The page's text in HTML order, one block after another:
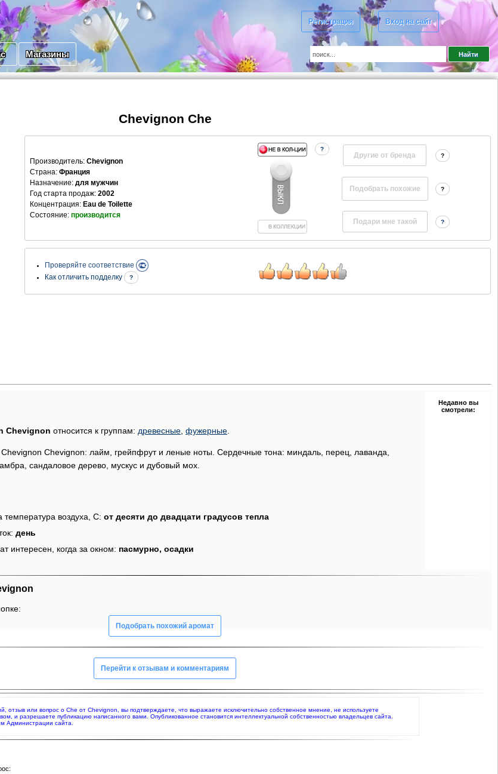
Регистрация Вход на сайт
Магазины
Chevignon Che
Производитель: Chevignon
Страна: Франция
Назначение: для мужчин
Год старта продаж: 2002
Концентрация: Eau de Toilette
Состояние: производится
?
Другие от бренда ?
?
?
Проверяйте соответствие
Как отличить подделку
?
Chevignon относится к группам: древесные фужерные
Chevignon: лайм, грейпфрут и леные ноты. Сердечные тона: миндаль, перец, лаванда,
сандаловое дерево, мускус и дубовый мох.
температура воздуха, С: от десяти до двадцати градусов тепла
день
интересен, когда за окном: пасмурно, осадки
Недавно вы
смотрели:
Подобрать похожий аромат
Перейти к отзывам и комментариям
отзыв или вопрос о Che от Chevignon, вы подтверждаете, что выражаете исключительно собственное мнение, не используете
и разрешаете публикацию написанного вами. Опубликованное становится интеллектуальной собственностью владельцев сайта.
Администрации сайта.